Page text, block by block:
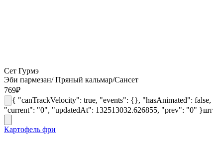
Сет Гурмэ
Эби пармезан/ Пряный кальмар/Сансет
769₽
{ "canTrackVelocity": true, "events": {}, "hasAnimated": false,
"current": "0", "updatedAt": 132513032.626855, "prev": "0" }шт
Картофель фри